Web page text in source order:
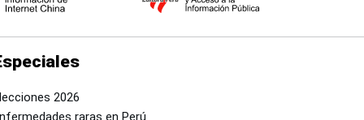
2026
raras en Perú